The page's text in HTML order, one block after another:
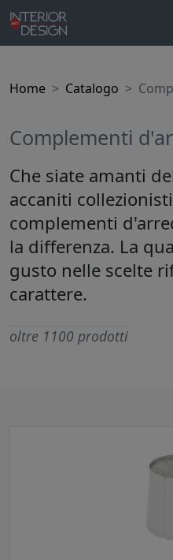
Home Catalogo
Complementi
Che siate amanti
accaniti
complementi
la differenza. La
gusto nelle scelte
carattere.
oltre 1100 prodotti